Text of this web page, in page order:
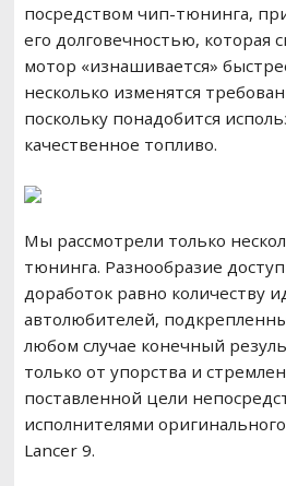
посредством чип-тюнинга,
его долговечностью, которая
мотор «изнашивается»
несколько изменятся
поскольку понадобится
качественное топливо.
Мы рассмотрели только
тюнинга. Разнообразие
доработок равно количеству
автолюбителей,
любом случае конечный
только от упорства и
поставленной цели
исполнителями
Lancer 9.